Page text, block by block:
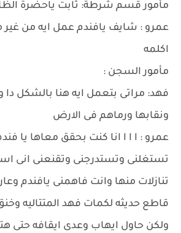
مأمور قسم شرطة: ثابت ياحضرة
عمرو : شايف يافندم عمل ايه من غير
اكلمه
مأمور السجن :
فهد: مراتى بتعمل ايه هنا بالشكل دا
ونقابها ورماهم فى الارض
عمرو : ا ا ا انا كنت بحقق معاها يا
تستغلنى وتستدرجنى وتقنعنى انى
تنازلات منها وانت فاهمنى يافندم
قاطع حديثه لكمات فهد المتتاليه
ولكن حاول ايهاب وعدى ايقافه حتى